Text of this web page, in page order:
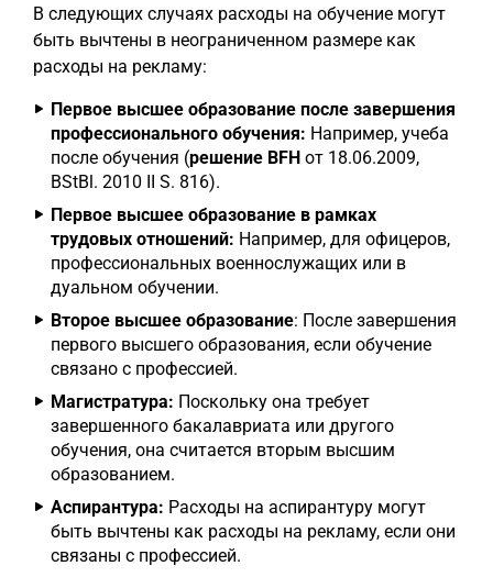
В следующих случаях расходы на обучение могут
быть вычтены в неограниченном размере как
расходы на рекламу:
Первое высшее образование после завершения
профессионального обучения: Например, учеба
после обучения (решение BFH от 18.06.2009,
BStBl. 2010 II S. 816).
Первое высшее образование в рамках
трудовых отношений: Например, для офицеров,
профессиональных военнослужащих или в
дуальном обучении.
Второе высшее образование: После завершения
первого высшего образования, если обучение
связано с профессией.
Магистратура: Поскольку она требует
завершенного бакалавриата или другого
обучения, она считается вторым высшим
образованием.
Аспирантура: Расходы на аспирантуру могут
быть вычтены как расходы на рекламу, если они
связаны с профессией.